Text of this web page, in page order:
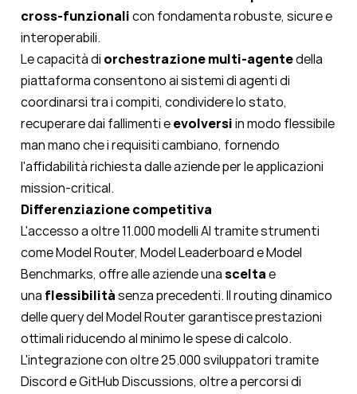
cross-funzionalicon fondamenta robuste, sicure e
interoperabili.
Le capacità di orchestrazione multi-agentedella
piattaforma consentono ai sistemi di agenti di
coordinarsi tra i compiti, condividere lo stato,
recuperare dai fallimenti eevolversiin modo flessibile
man mano che i requisiti cambiano, fornendo
l'affidabilità richiesta dalle aziende per le applicazioni
mission-critical.
Differenziazione competitiva
L'accesso a oltre 11.000 modelli AI tramite strumenti
come Model Router, Model Leaderboard e Model
Benchmarks, offre alle aziende unasceltae
una flessibilitàsenza precedenti. Il routing dinamico
delle query del Model Router garantisce prestazioni
ottimali riducendo al minimo le spese di calcolo.
L'integrazione con oltre 25.000 sviluppatori tramite
Discord e GitHub Discussions, oltre a percorsi di